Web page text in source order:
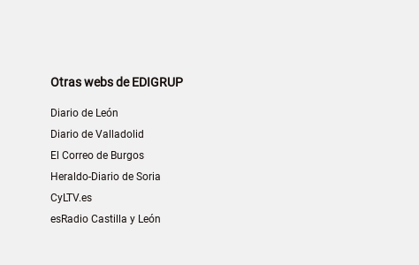
Otras webs de EDIGRUP
Diario de León
Diario de Valladolid
El Correo de Burgos
Heraldo-Diario de Soria
CyLTV.es
esRadio Castilla y León